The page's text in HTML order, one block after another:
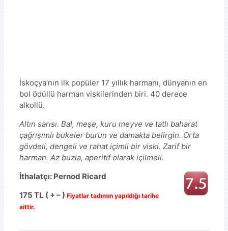
İskoçya’nın ilk popüler 17 yıllık harmanı, dünyanın en
bol ödüllü harman viskilerinden biri. 40 derece
alkollü.
Altın sarısı. Bal, meşe, kuru meyve ve tatlı baharat
çağrışımlı bukeler burun ve damakta belirgin. Orta
gövdeli, dengeli ve rahat içimli bir viski. Zarif bir
harman. Az buzla, aperitif olarak içilmeli.
İthalatçı: Pernod Ricard
175 TL ( + – ) Fiyatlar tadımın yapıldığı tarihe
aittir.